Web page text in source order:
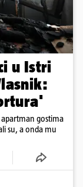
u Istri
gostima
su, a onda mu